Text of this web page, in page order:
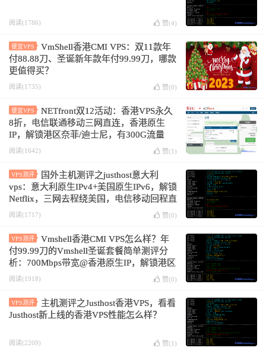
阅读(1786) 赞(4)
便宜VPS
VmShell香港CMI VPS：双11款年
付88.88刀、圣诞新年款年付99.99刀，哪款
更值得买？
阅读(1735) 赞(0)
便宜VPS
NETfront双12活动：香港VPS永久
8折，电信联通移动三网直连，香港原生
IP，解锁港区奈菲/迪士尼，有300G流量
@300M或不限流量@100M
阅读(1642) 赞(1 )
VPS测评
国外主机测评之justhost意大利
vps：意大利原生IPv4+美国原生IPv6，解锁
Netflix，三网去程绕美国，电信移动回程直
连，移动回程绕美国
阅读(1717) 赞(0)
VPS测评
Vmshell香港CMI VPS怎么样？年
付99.99刀的Vmshell圣诞套餐简单测评分
析：700Mbps带宽@香港原生IP，解锁港区
奈菲/迪士尼，油管跑4万Kbps
阅读(1918) 赞(0)
VPS测评
主机测评之Justhost香港VPS，看看
Justhost新上线的香港VPS性能怎么样？
阅读(2209) 赞(1 )